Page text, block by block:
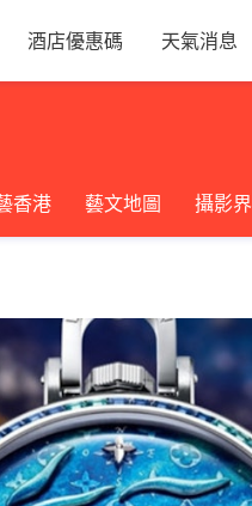
酒店優惠碼 天氣消息
香港 藝文地圖 攝影界